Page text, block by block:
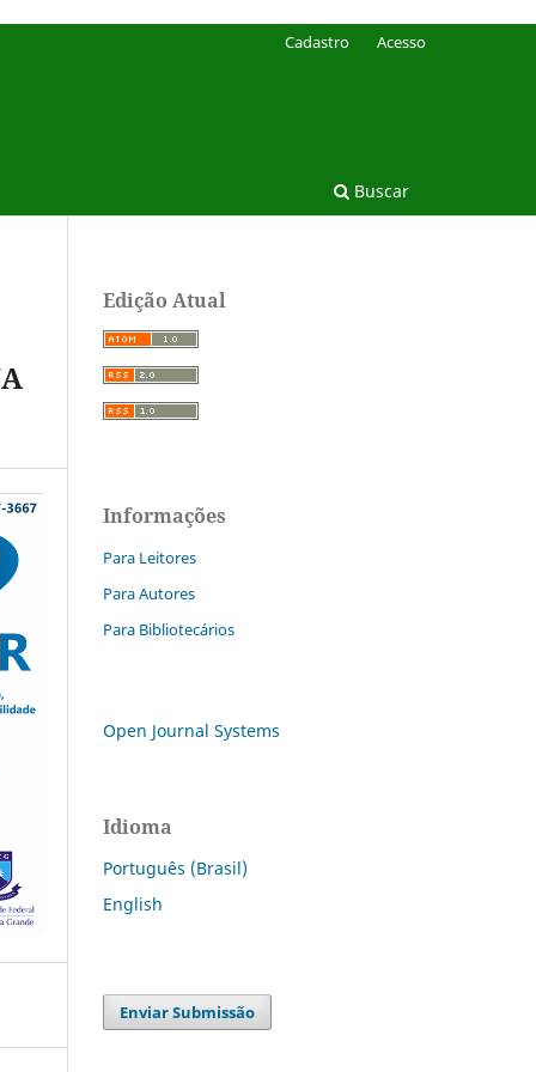
Buscar
Cadastro Acesso
Edição Atual
Informações
Para Leitores
Para Autores
Para Bibliotecários
Open Journal Systems
Idioma
Português (Brasil)
English
Enviar Submissão